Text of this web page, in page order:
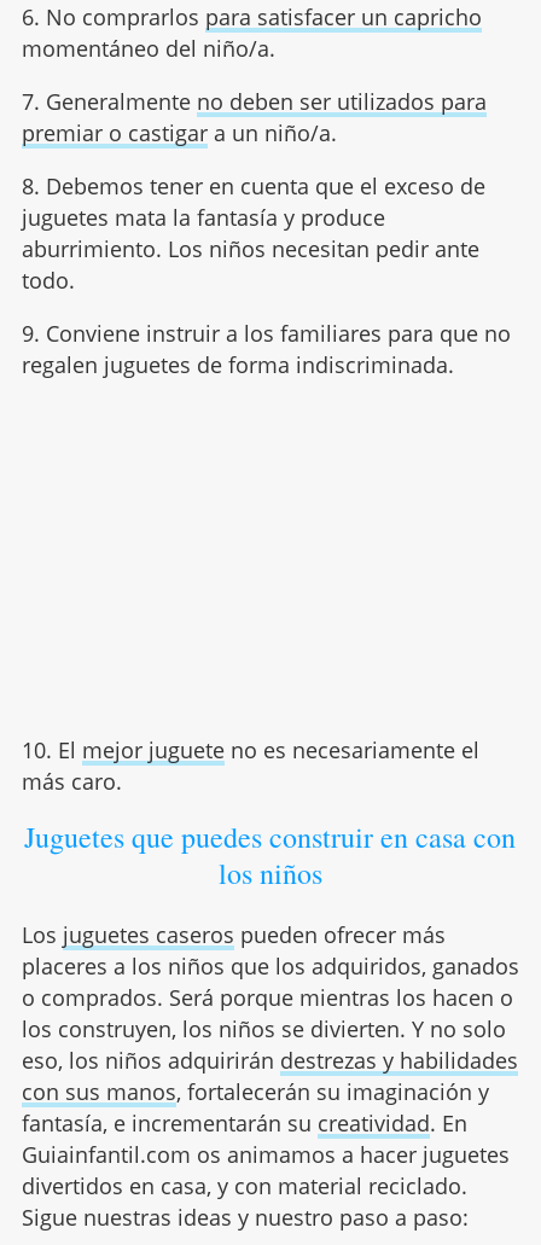
6. No comprarlos para satisfacer un capricho
momentáneo del niño/a.
7. Generalmente no deben ser utilizados para
premiar o castigara un niño/a.
8. Debemos tener en cuenta que el exceso de
juguetes mata la fantasía y produce
aburrimiento. Los niños necesitan pedir ante
todo.
9. Conviene instruir a los familiares para que no
regalen juguetes de forma indiscriminada.
10. El mejor jugueteno es necesariamente el
más caro.
Juguetes que puedes construir en casa con
los niños
Los juguetes caseros pueden ofrecer más
placeres a los niños que los adquiridos, ganados
o comprados. Será porque mientras los hacen o
los construyen, los niños se divierten. Y no solo
eso, los niños adquirirán destrezas y habilidades
con sus manos, fortalecerán su imaginación y
fantasía, e incrementarán su creatividad. En
Guiainfantil.com os animamos a hacer juguetes
divertidos en casa, y con material reciclado.
Sigue nuestras ideas y nuestro paso a paso: